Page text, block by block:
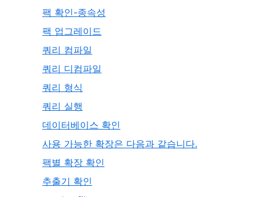
팩 확인-종속성
팩 업그레이드
쿼리 컴파일
쿼리 디컴파일
쿼리 형식
쿼리 실행
데이터베이스 확인
사용 가능한 확장은 다음과 같습니다.
팩별 확장 확인
추출기 확인